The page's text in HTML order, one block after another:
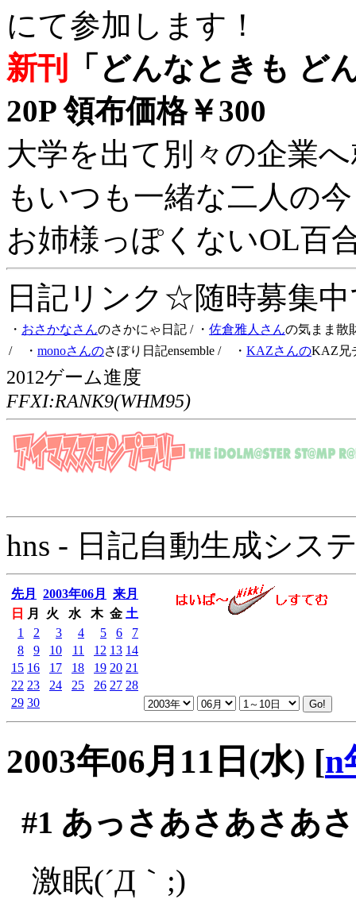
にて参加します！
新刊
「どんなときも ど
20P 領布価格￥300
大学を出て別々の企業
もいつも一緒な二人の
お姉様っぽくないOL百
日記リンク☆随時募集
・ おさかなさんのさかにゃ日記 / ・ 佐倉雅人さんの気まま散
/ ・ monoさんのさぼり日記ensemble / ・ KAZさんのKAZ兄
2012ゲーム進度
FFXI:RANK9(WHM95)
hns - 日記自動生成シス
先月 2003年06月
来月
日
月 火 水 木 金 土
1
2 3 4 5 6
7
8
9 10 11 12 13 14
15 16 17 18 19 20 21
22 23 24 25 26 27 28
29 30
2003年06月11日(水) [n
#1 あっさあさあさあ
激眠(´Д｀;)